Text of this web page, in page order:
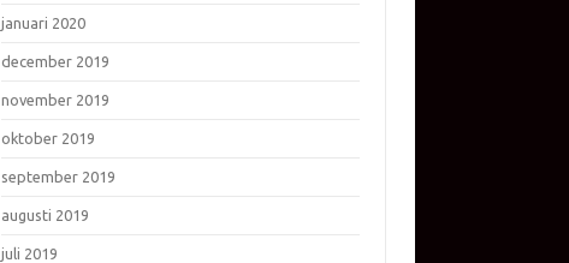
januari 2020
december 2019
november 2019
oktober 2019
september 2019
augusti 2019
juli 2019